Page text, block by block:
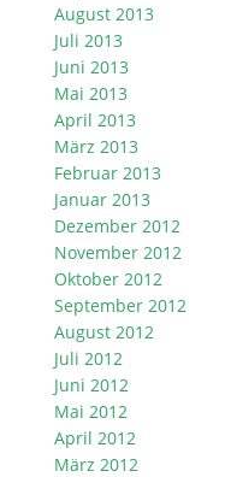
August 2013
Juli 2013
Juni 2013
Mai 2013
April 2013
März 2013
Februar 2013
Januar 2013
Dezember 2012
November 2012
Oktober 2012
September 2012
August 2012
Juli 2012
Juni 2012
Mai 2012
April 2012
März 2012